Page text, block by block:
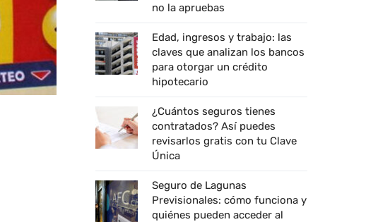
no la apruebas
Edad, ingresos y trabajo: las
claves que analizan los bancos
para otorgar un crédito
hipotecario
¿Cuántos seguros tienes
contratados? Así puedes
revisarlos gratis con tu Clave
Única
Seguro de Lagunas
Previsionales: cómo funciona y
quiénes pueden acceder al